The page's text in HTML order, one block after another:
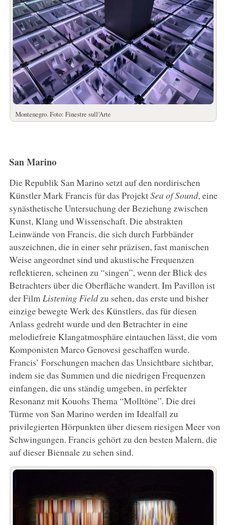
Montenegro. Foto: Finestre sull’Arte
San Marino
Die Republik San Marino setzt auf den nordirischen
Künstler Mark Francis für das ProjektSea of Sound, eine
synästhetische Untersuchung der Beziehung zwischen
Kunst, Klang und Wissenschaft. Die abstrakten
Leinwände von Francis, die sich durch Farbbänder
auszeichnen, die in einer sehr präzisen, fast manischen
Weise angeordnet sind und akustische Frequenzen
reflektieren, scheinen zu “singen”, wenn der Blick des
Betrachters über die Oberfläche wandert. Im Pavillon ist
der FilmListening Fieldzu sehen, das erste und bisher
einzige bewegte Werk des Künstlers, das für diesen
Anlass gedreht wurde und den Betrachter in eine
melodiefreie Klangatmosphäre eintauchen lässt, die vom
Komponisten Marco Genovesi geschaffen wurde.
Francis’ Forschungen machen das Unsichtbare sichtbar,
indem sie das Summen und die niedrigen Frequenzen
einfangen, die uns ständig umgeben, in perfekter
Resonanz mit Kouohs Thema “Molltöne”. Die drei
Türme von San Marino werden im Idealfall zu
privilegierten Hörpunkten über diesem riesigen Meer von
Schwingungen. Francis gehört zu den besten Malern, die
auf dieser Biennale zu sehen sind.